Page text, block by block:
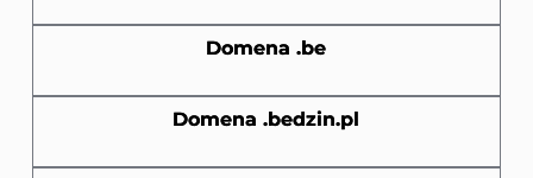
Domena .be
Domena .bedzin.pl